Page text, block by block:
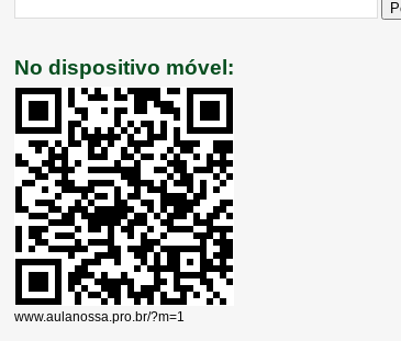
No dispositivo móvel:
www.aulanossa.pro.br/?m=1